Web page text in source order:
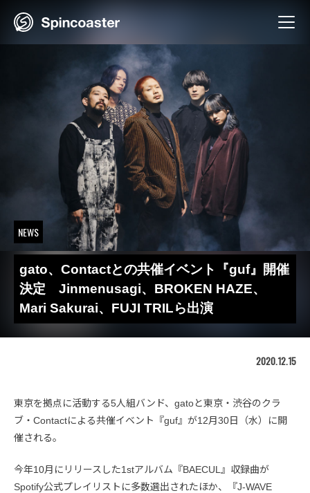
NEWS
gato、Contactとの共催イベント『guf』開催
決定 Jinmenusagi、BROKEN HAZE、
Mari Sakurai、FUJI TRILら出演
2020.12.15
東京を拠点に活動する5人組バンド、gatoと東京・渋谷のクラ
ブ・Contactによる共催イベント『guf』が12月30日（水）に開
催される。
今年10月にリリースした1stアルバム『BAECUL』収録曲が
Spotify公式プレイリストに多数選出されたほか、『J-WAVE